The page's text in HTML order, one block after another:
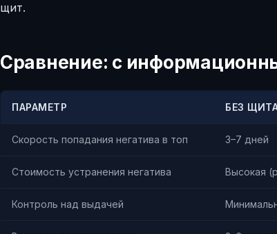
щит.
Сравнение: с
ПАРАМЕТР БЕЗ
Скорость попадания негатива в топ 3–7 дней
Стоимость устранения негатива Высокая
Контроль над выдачей